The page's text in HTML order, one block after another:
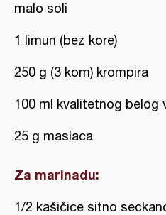
malo soli
1 limun (bez kore)
250 g (3 kom) krompira
100 ml kvalitetnog belog
25 g maslaca
Za marinadu:
1/2 kašičice sitno